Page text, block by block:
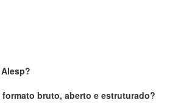
bruto, aberto e estruturado?